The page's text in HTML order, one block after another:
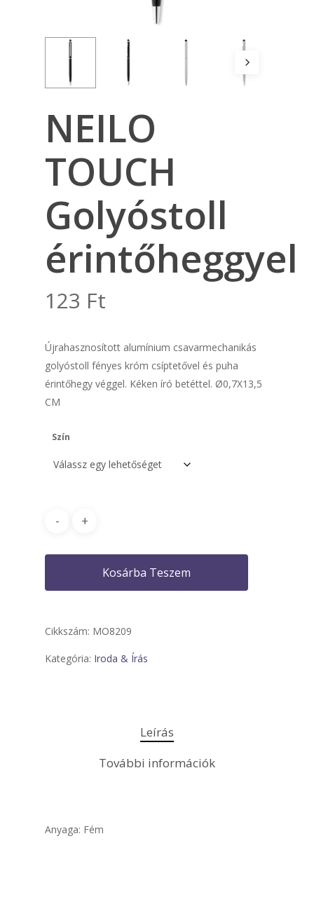
NEILO
TOUCH
Golyóstoll
érintőheggyel
123 Ft
Újrahasznosított alumínium csavarmechanikás
golyóstoll fényes króm csíptetővel és puha
érintőhegy véggel. Kéken író betéttel. Ø0,7X13,5
CM
Szín
Kosárba Teszem
Cikkszám: MO8209
Kategória: Iroda & Írás
Leírás
További információk
Anyaga: Fém